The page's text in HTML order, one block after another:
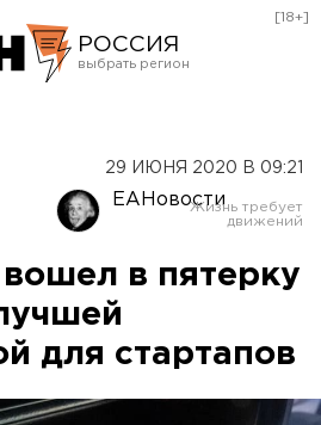
РОССИЯ
Оренбург
[18+]
29 ИЮНЯ 2020 В 09:21
ЕАНовости
в пятерку
для стартапов